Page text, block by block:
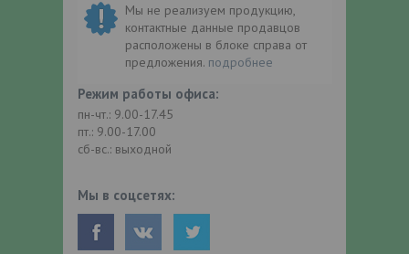
Мы не реализуем продукцию,
контактные данные продавцов
расположены в блоке справа от
предложения. подробнее
Режим работы офиса:
пн-чт.: 9.00-17.45
пт.: 9.00-17.00
сб-вс.: выходной
Мы в соцсетях: